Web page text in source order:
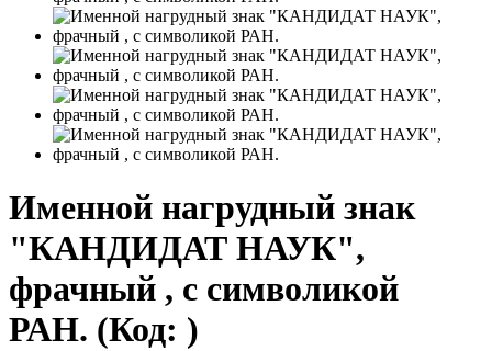
Именной нагрудный знак
"КАНДИДАТ НАУК",
фрачный , с символикой
РАН. (Код: )